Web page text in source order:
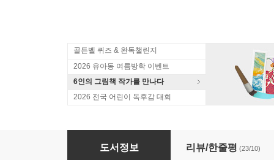
골든벨 퀴즈 & 완독챌린지
2026 유아동 여름방학 이벤트
6인의 그림책 작가를 만나다
2026 전국 어린이 독후감 대회
작은 아저씨 이야기
도서정보 리뷰/한줄평 (23/10)